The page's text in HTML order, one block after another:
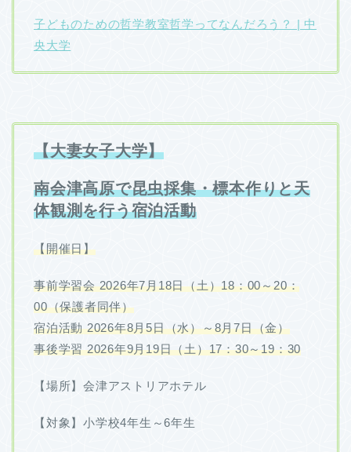
子どものための哲学教室哲学ってなんだろう？ | 中
央大学
【大妻女子大学】
南会津高原で昆虫採集・標本作りと天
体観測を行う宿泊活動
【開催日】
事前学習会 2026年7月18日（土）18：00～20：
00（保護者同伴）
宿泊活動 2026年8月5日（水）～8月7日（金）
事後学習 2026年9月19日（土）17：30～19：30
【場所】会津アストリアホテル
【対象】小学校4年生～6年生